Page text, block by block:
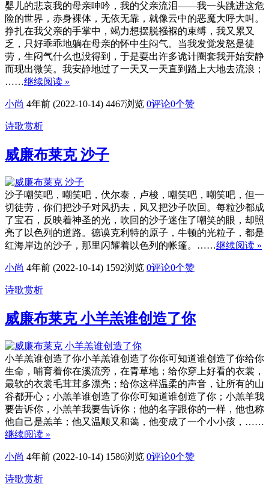
婴儿的悲哀我的母亲呻吟，我的父亲流泪——我一头跳进这危
险的世界，赤身裸体，无依无靠，就像云中的恶魔大呼大叫。
挣扎在我父亲的手掌中，竭力想摆脱襁褓的束缚，我又累又
乏，只好乖乖地躺在母亲的怀中生闷气。当我发觉发怒是徒
劳，生闷气什么也没得到，于是耍出许多诡计圈套我开始安静
而现出微笑。我安静地过了一天又一天直到踏上大地去流浪；
……继续阅读 »
小尚 4年前 (2022-10-14) 4467浏览 0评论0个赞
诗歌赏析
威廉布莱克 沙子
沙子嘲笑吧，嘲笑吧，伏尔泰，卢梭，嘲笑吧，嘲笑吧，但一
切徒劳，你们把沙子对风扔去，风又把沙子吹回。每粒沙都成
了宝石，反映着神圣的光，吹回的沙子迷住了嘲笑的眼，却照
亮了以色列的道路。德谟克利特的原子，牛顿的光粒子，都是
红海岸边的沙子，那里闪耀着以色列的帐篷。……继续阅读 »
小尚 4年前 (2022-10-14) 1592浏览 0评论0个赞
诗歌赏析
威廉布莱克 小羊羔谁创造了你
小羊羔谁创造了你小羊羔谁创造了你你可知道谁创造了你给你
生命，哺育着你在溪流旁，在青草地；给你穿上好看的衣裳，
最软的衣裳毛茸茸多漂亮；给你这样温柔的声音，让所有的山
谷都开心；小羔羊谁创造了你你可知道谁创造了你；小羔羊我
要告诉你，小羔羊我要告诉你；他的名字跟你的一样，他也称
他自己是羔羊；他又温顺又和蔼，他变成了一个小小孩，……
继续阅读 »
小尚 4年前 (2022-10-14) 1586浏览 0评论0个赞
诗歌赏析